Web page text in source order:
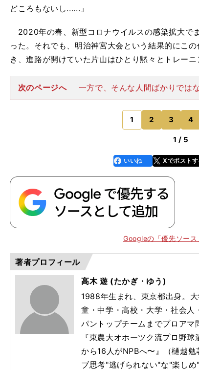
どころもないし......」
2020年の春、新型コロナウイルスの感染拡大で
った。それでも、明治神宮大会という結果的にこ
き、進路が開けていた片山はひとり黙々とトレーニ
次のページへ
一方で、そんな人間ばかりでは
「全体練習ができない期間は、公園や河川敷でピ
た。僕は、コロナ禍の前の段階で先が開けていた
ど、そうでない選手は....
1 2 3 4
のページへ
1 / 5
faceboo
k
いいね Xでポストす
Googleの「優先ソース
著者プロフィール
高木 遊 (たかぎ・ゆう)
1988年生まれ、東京都出身。
童・中学・高校・大学・社会人
パントップチームまでプロア
『東農大オホーツク流プロ野
から16人がNPBへ〜』（樋越
ブ思考"逃げられない"な"楽し
・
・
１